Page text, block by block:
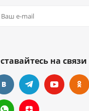
на связи